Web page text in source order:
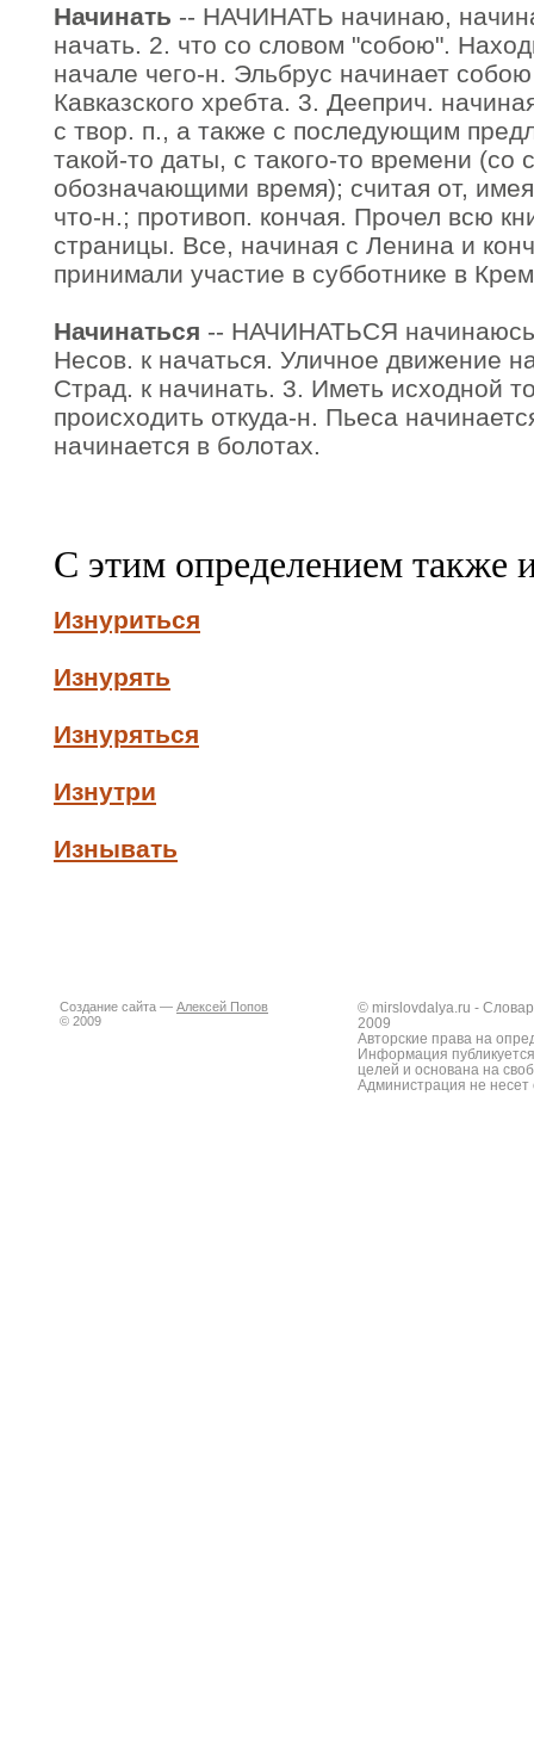
Начинать -- НАЧИНАТЬ начинаю,
начать. 2. что со словом "собою".
начале чего-н. Эльбрус начинает
Кавказского хребта. 3. Дееприч.
с твор. п., а также с последующим
такой-то даты, с такого-то времени (со
обозначающими время); считая от,
что-н.; противоп. кончая. Прочел всю
страницы. Все, начиная с Ленина и
принимали участие в субботнике в
Начинаться -- НАЧИНАТЬСЯ
Несов. к начаться. Уличное движение
Страд. к начинать. 3. Иметь исходной
происходить откуда-н. Пьеса
начинается в болотах.
С этим определением также
Изнуриться
Изнурять
Изнуряться
Изнутри
Изнывать
Создание сайта — Алексей Попов
© 2009
© mirslovdalya.ru -
2009
Авторские права на
Информация
целей и основана на
Администрация не несет